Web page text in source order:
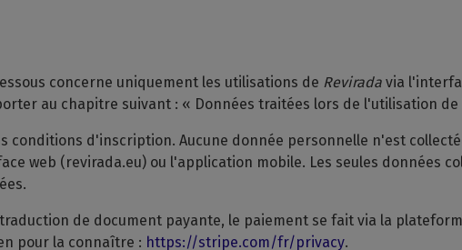
concerne uniquement les utilisations de Revirada via
au chapitre suivant : « Données traitées lors de l'utilisation de
conditions d'inscription. Aucune donnée personnelle n'est
web (revirada.eu) ou l'application mobile. Les seules données
de document payante, le paiement se fait via la
pour la connaître : https://stripe.com/fr/privacy.